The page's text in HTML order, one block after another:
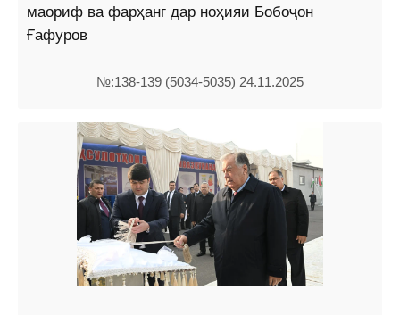
маориф ва фарҳанг дар ноҳияи Бобоҷон
Ғафуров
№:138-139 (5034-5035) 24.11.2025